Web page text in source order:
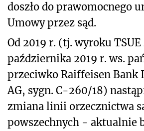
doszło do prawomocnego
Umowy przez sąd.
Od 2019 r. (tj. wyroku TSUE
października 2019 r. ws.
przeciwko Raiffeisen Bank
AG, sygn. C-260/18)
zmiana linii orzecznictwa
powszechnych - aktualnie